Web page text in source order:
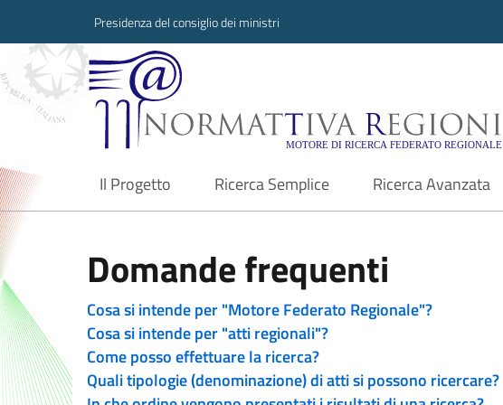
Presidenza del consiglio dei ministri
Normattiva Regioni -
Il Progetto
current Ricerca Semplice Ricerca Avanzata
Domande frequenti
Cosa si intende per "Motore Federato Regionale"?
Cosa si intende per "atti regionali"?
Come posso effettuare la ricerca?
Quali tipologie (denominazione) di atti si possono ricercare?